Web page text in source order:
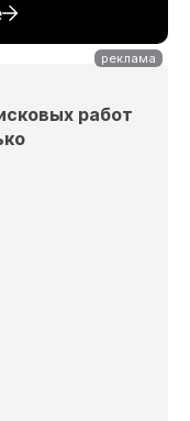
работ